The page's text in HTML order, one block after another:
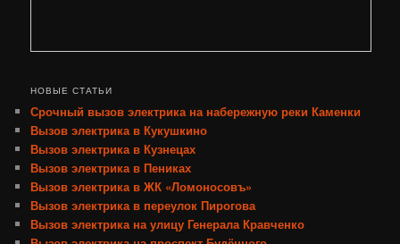
НОВЫЕ СТАТЬИ
Срочный вызов электрика на набережную реки Каменки
Вызов электрика в Кукушкино
Вызов электрика в Кузнецах
Вызов электрика в Пениках
Вызов электрика в ЖК «Ломоносовъ»
Вызов электрика в переулок Пирогова
Вызов электрика на улицу Генерала Кравченко